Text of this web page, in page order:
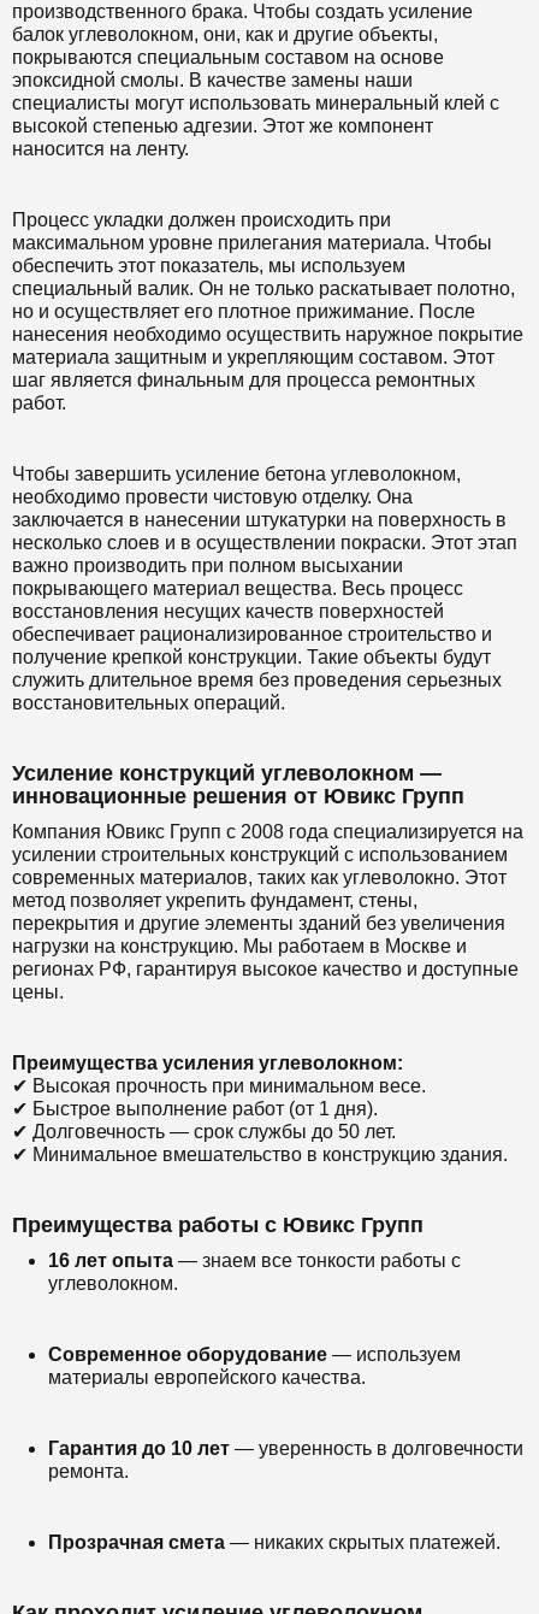
производственного брака. Чтобы создать усиление
балок углеволокном, они, как и другие объекты,
покрываются специальным составом на основе
эпоксидной смолы. В качестве замены наши
специалисты могут использовать минеральный клей с
высокой степенью адгезии. Этот же компонент
наносится на ленту.
Процесс укладки должен происходить при
максимальном уровне прилегания материала. Чтобы
обеспечить этот показатель, мы используем
специальный валик. Он не только раскатывает полотно,
но и осуществляет его плотное прижимание. После
нанесения необходимо осуществить наружное покрытие
материала защитным и укрепляющим составом. Этот
шаг является финальным для процесса ремонтных
работ.
Чтобы завершить усиление бетона углеволокном,
необходимо провести чистовую отделку. Она
заключается в нанесении штукатурки на поверхность в
несколько слоев и в осуществлении покраски. Этот этап
важно производить при полном высыхании
покрывающего материал вещества. Весь процесс
восстановления несущих качеств поверхностей
обеспечивает рационализированное строительство и
получение крепкой конструкции. Такие объекты будут
служить длительное время без проведения серьезных
восстановительных операций.
Усиление конструкций углеволокном —
инновационные решения от Ювикс Групп
Компания Ювикс Групп с 2008 года специализируется на
усилении строительных конструкций с использованием
современных материалов, таких как углеволокно. Этот
метод позволяет укрепить фундамент, стены,
перекрытия и другие элементы зданий без увеличения
нагрузки на конструкцию. Мы работаем в Москве и
регионах РФ, гарантируя высокое качество и доступные
цены.
Преимущества усиления углеволокном:
✔ Высокая прочность при минимальном весе.
✔ Быстрое выполнение работ (от 1 дня).
✔ Долговечность — срок службы до 50 лет.
✔ Минимальное вмешательство в конструкцию здания.
Преимущества работы с Ювикс Групп
16 лет опыта — знаем все тонкости работы с
углеволокном.
Современное оборудование — используем
материалы европейского качества.
Гарантия до 10 лет — уверенность в долговечности
ремонта.
Прозрачная смета — никаких скрытых платежей.